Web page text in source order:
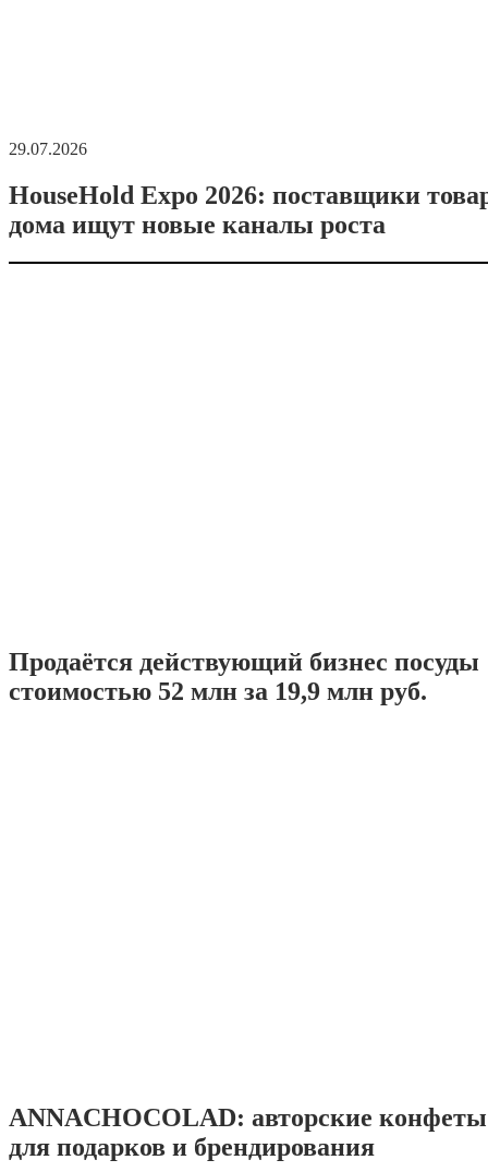
29.07.2026
HouseHold Expo 2026: поставщики
дома ищут новые каналы роста
Продаётся действующий бизнес посуды
стоимостью 52 млн за 19,9 млн руб.
ANNACHOCOLAD: авторские
для подарков и брендирования